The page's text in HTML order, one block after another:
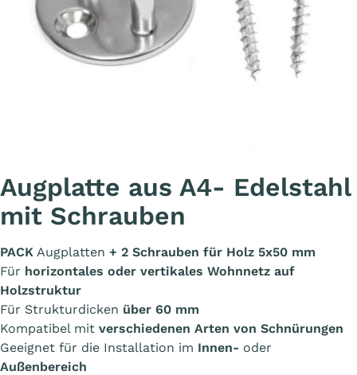
Augplatte aus A4- Edelstahl
mit Schrauben
PACK Augplatten + 2 Schrauben für Holz 5x50 mm
Für horizontales oder vertikales Wohnnetz auf
Holzstruktur
Für Strukturdicken über 60 mm
Kompatibel mit verschiedenen Arten von Schnürungen
Geeignet für die Installation im Innen- oder
Außenbereich